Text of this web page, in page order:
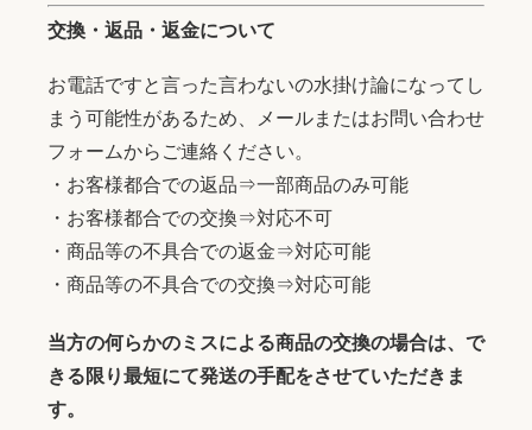
交換・返品・返金について
お電話ですと言った言わないの水掛け論になってし
まう可能性があるため、メールまたはお問い合わせ
フォームからご連絡ください。
・お客様都合での返品⇒一部商品のみ可能
・お客様都合での交換⇒対応不可
・商品等の不具合での返金⇒対応可能
・商品等の不具合での交換⇒対応可能
当方の何らかのミスによる商品の交換の場合は、で
きる限り最短にて発送の手配をさせていただきま
す。